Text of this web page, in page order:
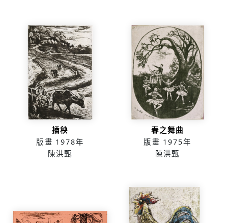
插秧
版畫 1978年
陳洪甄
春之舞曲
版畫 1975年
陳洪甄